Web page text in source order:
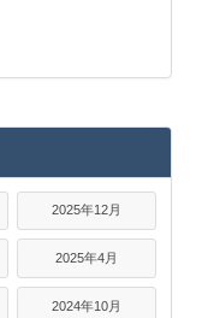
2025年12月
2025年4月
2024年10月